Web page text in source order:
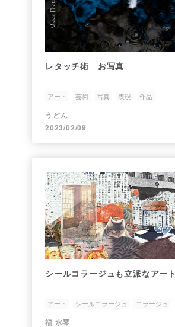
レタッチ術 お写真
アート 芸術 写真 表現 作品
うどん
2023/02/09
シールコラージュも立派なアート
アート シールコラージュ コラージュ
福 水琴